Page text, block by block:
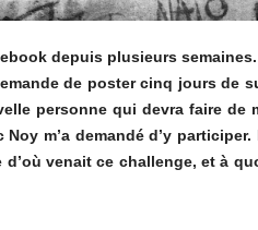
depuis plusieurs
de poster cinq jours de
personne qui devra faire de
m’a demandé d’y
d’où venait ce challenge, et à